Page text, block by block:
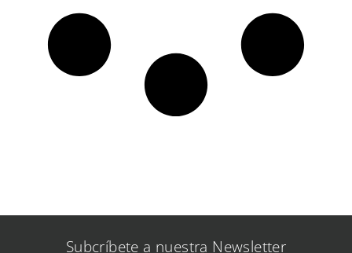
Subcríbete a nuestra Newsletter